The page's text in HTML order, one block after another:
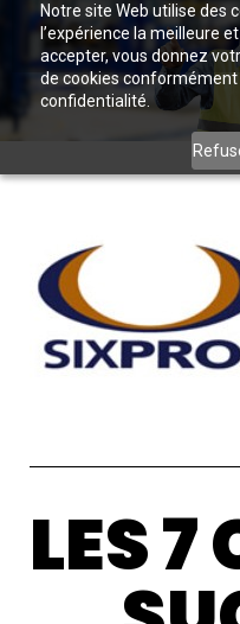
Notre site Web utilise des
l’expérience la meilleure
accepter, vous donnez
de cookies
confidentialité.
LES 7